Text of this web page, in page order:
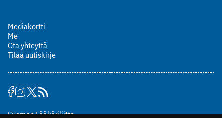
Mediakortti
Me
Ota yhteyttä
Tilaa uutiskirje
Suomen Lääkäriliitto